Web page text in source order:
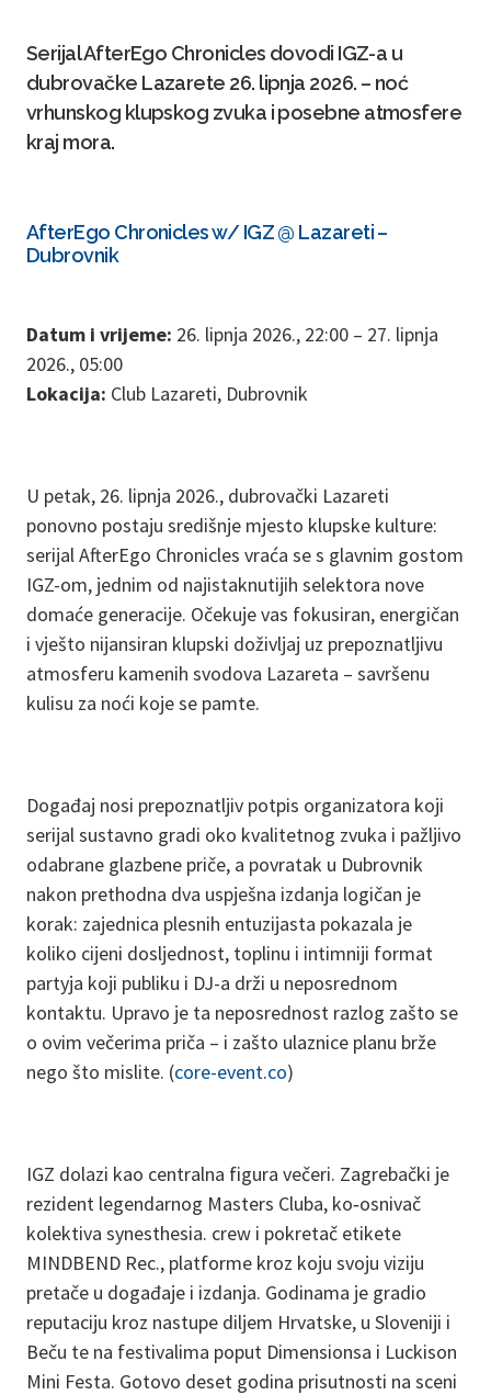
Serijal AfterEgo Chronicles dovodi IGZ-a u
dubrovačke Lazarete 26. lipnja 2026. – noć
vrhunskog klupskog zvuka i posebne atmosfere
kraj mora.
AfterEgo Chronicles w/ IGZ @ Lazareti –
Dubrovnik
Datum i vrijeme: 26. lipnja 2026., 22:00 – 27. lipnja
2026., 05:00
Lokacija: Club Lazareti, Dubrovnik
U petak, 26. lipnja 2026., dubrovački Lazareti
ponovno postaju središnje mjesto klupske kulture:
serijal AfterEgo Chronicles vraća se s glavnim gostom
IGZ-om, jednim od najistaknutijih selektora nove
domaće generacije. Očekuje vas fokusiran, energičan
i vješto nijansiran klupski doživljaj uz prepoznatljivu
atmosferu kamenih svodova Lazareta – savršenu
kulisu za noći koje se pamte.
Događaj nosi prepoznatljiv potpis organizatora koji
serijal sustavno gradi oko kvalitetnog zvuka i pažljivo
odabrane glazbene priče, a povratak u Dubrovnik
nakon prethodna dva uspješna izdanja logičan je
korak: zajednica plesnih entuzijasta pokazala je
koliko cijeni dosljednost, toplinu i intimniji format
partyja koji publiku i DJ-a drži u neposrednom
kontaktu. Upravo je ta neposrednost razlog zašto se
o ovim večerima priča – i zašto ulaznice planu brže
nego što mislite. (core-event.co)
IGZ dolazi kao centralna figura večeri. Zagrebački je
rezident legendarnog Masters Cluba, ko‑osnivač
kolektiva synesthesia. crew i pokretač etikete
MINDBEND Rec., platforme kroz koju svoju viziju
pretače u događaje i izdanja. Godinama je gradio
reputaciju kroz nastupe diljem Hrvatske, u Sloveniji i
Beču te na festivalima poput Dimensionsa i Luckison
Mini Festa. Gotovo deset godina prisutnosti na sceni